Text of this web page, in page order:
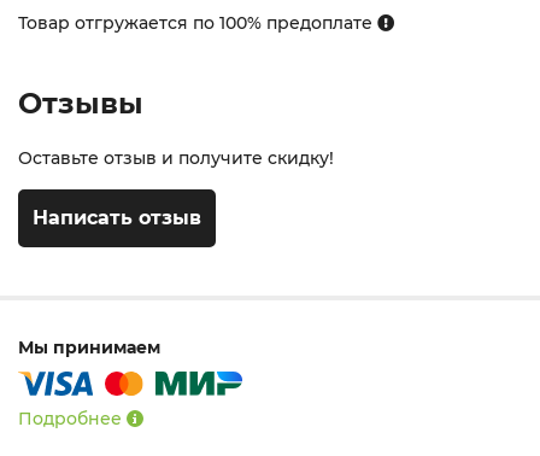
Товар отгружается по 100% предоплате
Отзывы
Оставьте отзыв и получите скидку!
Написать отзыв
Мы принимаем
Подробнее